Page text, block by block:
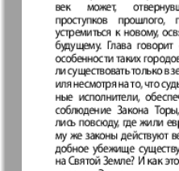
Архив
7плюс7я